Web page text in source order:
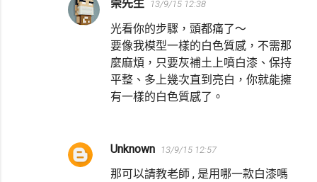
崇先生 13/9/15 12:38
光看你的步驟，頭都痛了～
要像我模型一樣的白色質感，不需那
麼麻煩，只要灰補土上噴白漆、保持
平整、多上幾次直到亮白，你就能擁
有一樣的白色質感了。
Unknown 13/9/15 12:57
那可以請教老師 , 是用哪一款白漆嗎